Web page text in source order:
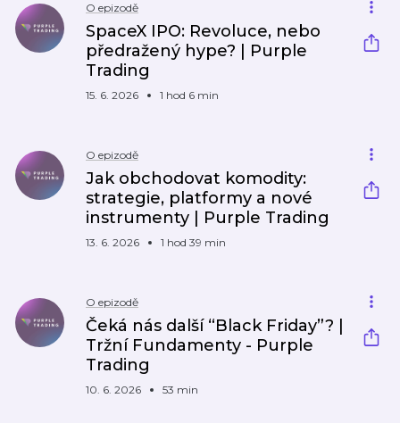
O epizodě
SpaceX IPO: Revoluce, nebo
předražený hype? | Purple
Trading
15. 6. 2026 1 hod 6 min
O epizodě
Jak obchodovat komodity:
strategie, platformy a nové
instrumenty | Purple Trading
13. 6. 2026 1 hod 39 min
O epizodě
Čeká nás další “Black Friday”? |
Tržní Fundamenty - Purple
Trading
10. 6. 2026 53 min